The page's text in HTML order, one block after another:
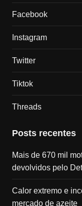
Facebook
Instagram
Twitter
Tiktok
Threads
Posts recentes
Mais de 670 mil
devolvidos pelo
Calor extremo e
mercado de azeite